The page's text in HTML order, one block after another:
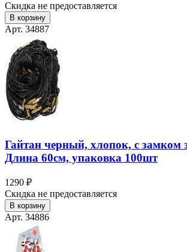
Скидка не предоставляется
В корзину
Арт. 34887
Гайтан черный, хлопок, с замком
Длина 60см, упаковка 100шт
1290 ₽
Скидка не предоставляется
В корзину
Арт. 34886